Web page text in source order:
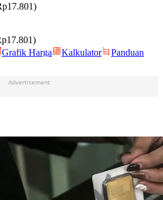
Advertisement